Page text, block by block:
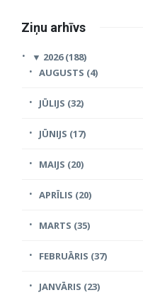
Ziņu arhīvs
▼ 2026 (188)
AUGUSTS (4)
JŪLIJS (32)
JŪNIJS (17)
MAIJS (20)
APRĪLIS (20)
MARTS (35)
FEBRUĀRIS (37)
JANVĀRIS (23)